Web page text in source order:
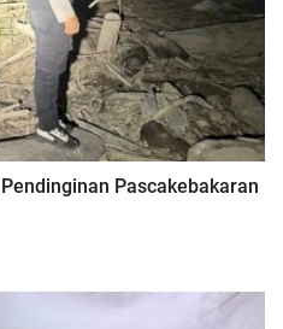
Pascakebakaran